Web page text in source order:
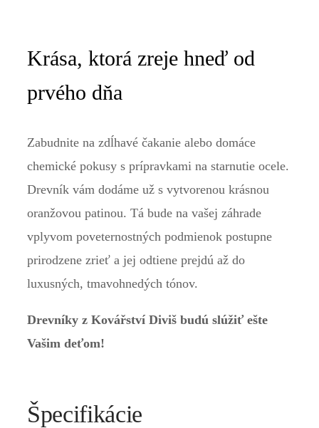
Krása, ktorá zreje hneď od
prvého dňa
Zabudnite na zdĺhavé čakanie alebo domáce
chemické pokusy s prípravkami na starnutie ocele.
Drevník vám dodáme už s vytvorenou krásnou
oranžovou patinou. Tá bude na vašej záhrade
vplyvom poveternostných podmienok postupne
prirodzene zrieť a jej odtiene prejdú až do
luxusných, tmavohnedých tónov.
Drevníky z Kovářství Diviš budú slúžiť ešte
Vašim deťom!
Špecifikácie